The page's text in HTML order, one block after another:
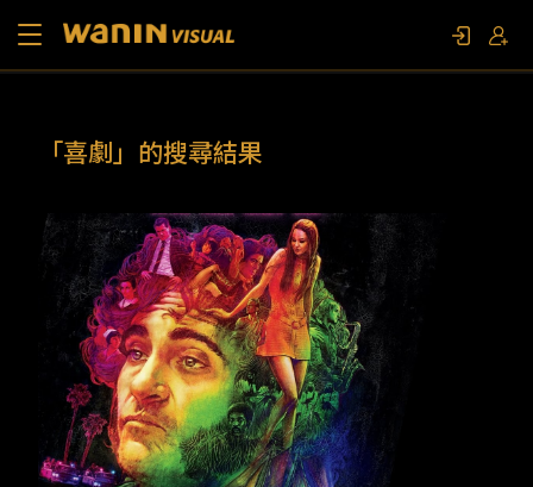
影視專題
聯繫我們
限定活動
「喜劇」的搜尋結果